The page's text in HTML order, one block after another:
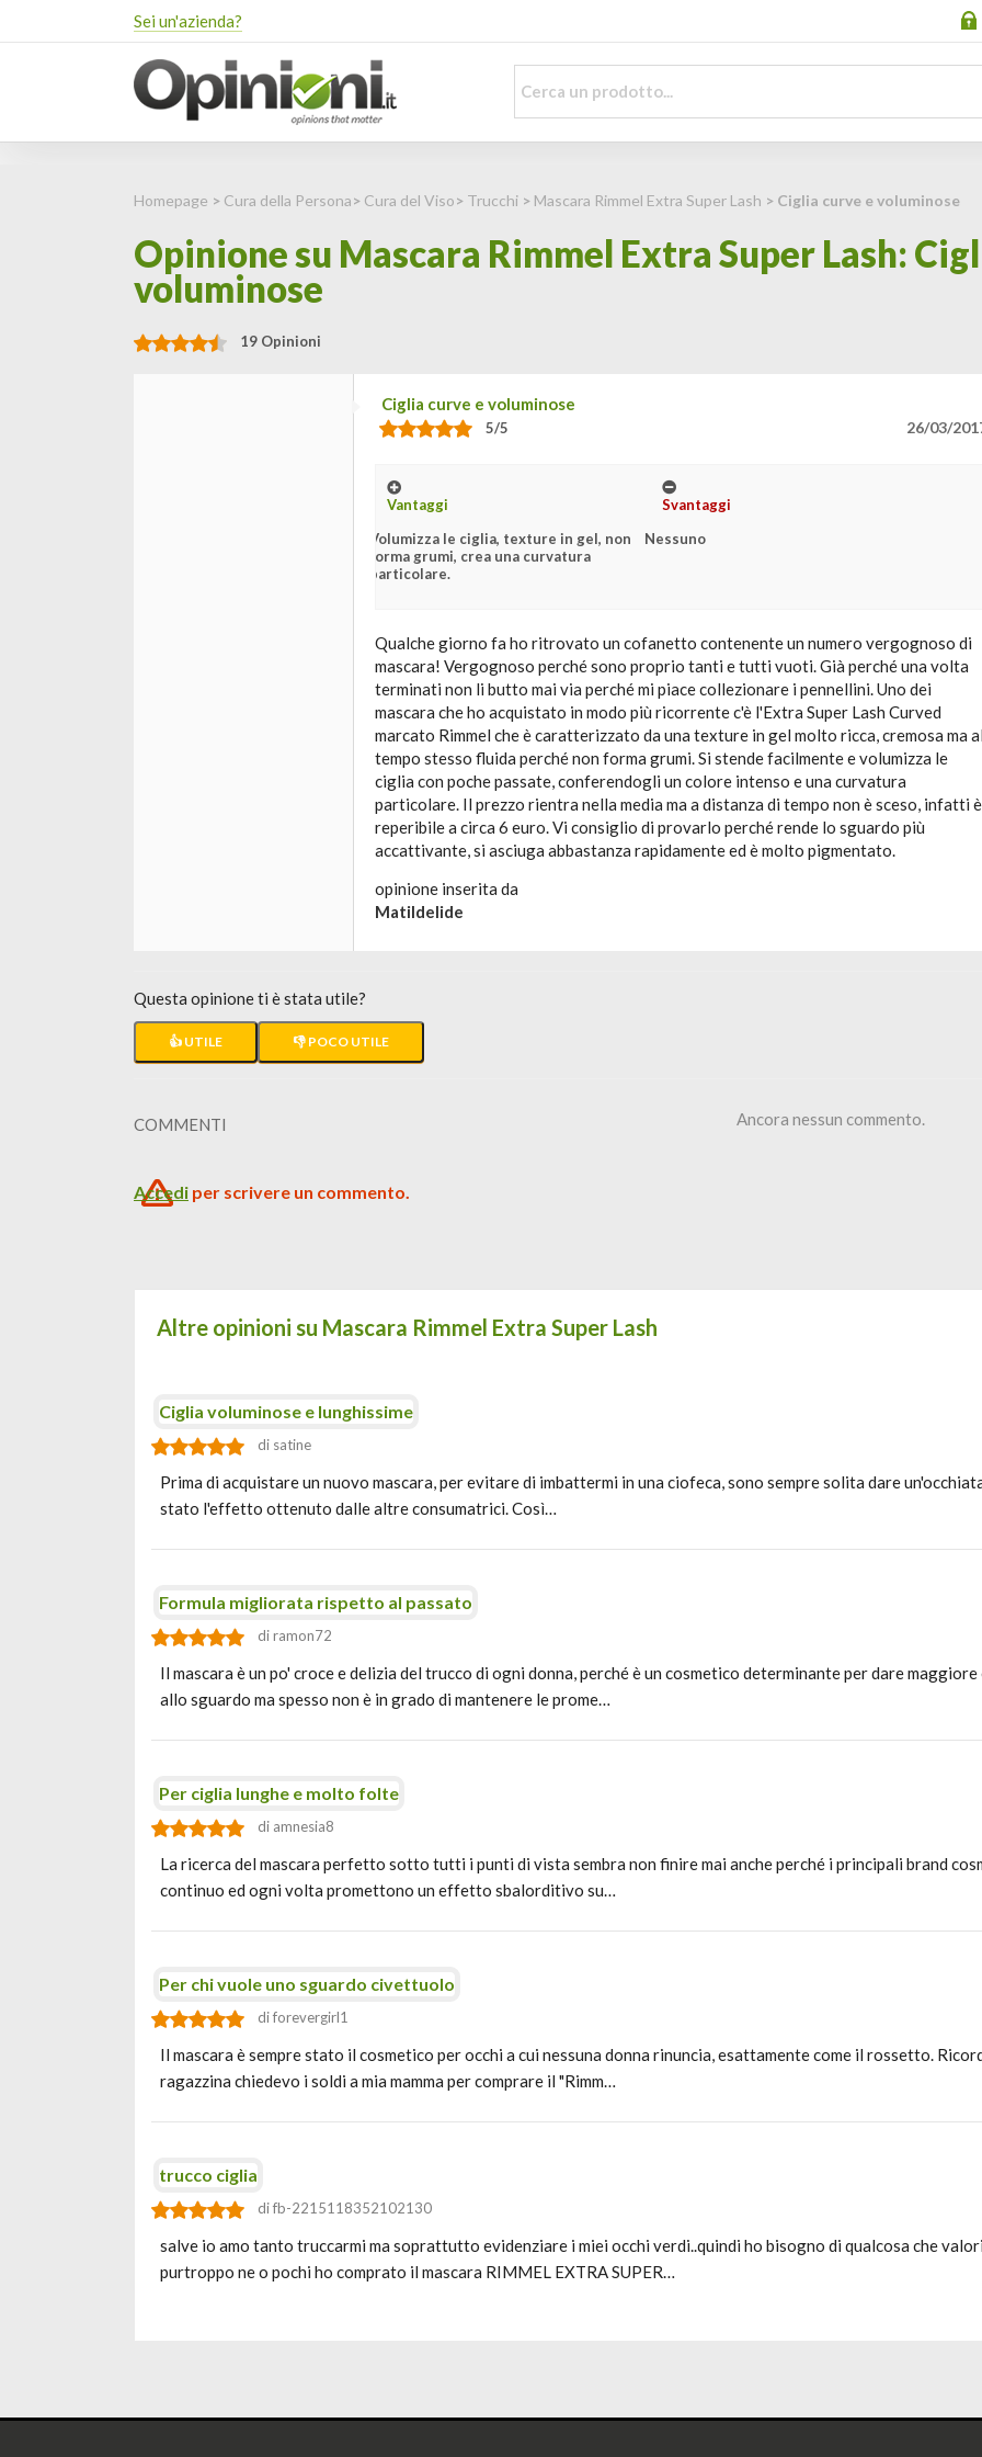
Sei un'azienda?
Homepage > Cura della Persona> Cura del Viso> Trucchi > Mascara Rimmel Extra Super Lash > Ciglia curve e voluminose
Opinione su Mascara Rimmel Extra Super Lash:
voluminose
19 Opinioni
Ciglia curve e voluminose
5/5 26/03/
Vantaggi
Volumizza le ciglia, texture in gel, non
forma grumi, crea una curvatura
particolare.
Svantaggi
Nessuno
Qualche giorno fa ho ritrovato un cofanetto contenente un numero vergognoso di
mascara! Vergognoso perché sono proprio tanti e tutti vuoti. Già perché una volta
terminati non li butto mai via perché mi piace collezionare i pennellini. Uno dei
mascara che ho acquistato in modo più ricorrente c'è l'Extra Super Lash Curved
marcato Rimmel che è caratterizzato da una texture in gel molto ricca, cremosa ma
tempo stesso fluida perché non forma grumi. Si stende facilmente e volumizza le
ciglia con poche passate, conferendogli un colore intenso e una curvatura
particolare. Il prezzo rientra nella media ma a distanza di tempo non è sceso, infatti è
reperibile a circa 6 euro. Vi consiglio di provarlo perché rende lo sguardo più
accattivante, si asciuga abbastanza rapidamente ed è molto pigmentato.
opinione inserita da
Matildelide
Questa opinione ti è stata utile?
👍 UTILE 👎 POCO UTILE
COMMENTI Ancora nessun commento.
Accedi per scrivere un commento.
Altre opinioni su Mascara Rimmel Extra Super Lash
Ciglia voluminose e lunghissime
di satine
Prima di acquistare un nuovo mascara, per evitare di imbattermi in una ciofeca, sono sempre solita dare
stato l'effetto ottenuto dalle altre consumatrici. Così…
Formula migliorata rispetto al passato
di ramon72
Il mascara è un po' croce e delizia del trucco di ogni donna, perché è un cosmetico determinante per dare
allo sguardo ma spesso non è in grado di mantenere le prome…
Per ciglia lunghe e molto folte
di amnesia8
La ricerca del mascara perfetto sotto tutti i punti di vista sembra non finire mai anche perché i principali brand
continuo ed ogni volta promettono un effetto sbalorditivo su…
Per chi vuole uno sguardo civettuolo
di forevergirl1
Il mascara è sempre stato il cosmetico per occhi a cui nessuna donna rinuncia, esattamente come il rossetto.
ragazzina chiedevo i soldi a mia mamma per comprare il "Rimm…
trucco ciglia
di fb-2215118352102130
salve io amo tanto truccarmi ma soprattutto evidenziare i miei occhi verdi..quindi ho bisogno di qualcosa che
purtroppo ne o pochi ho comprato il mascara RIMMEL EXTRA SUPER…